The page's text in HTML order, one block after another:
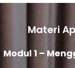
Materi
Modul 1 –